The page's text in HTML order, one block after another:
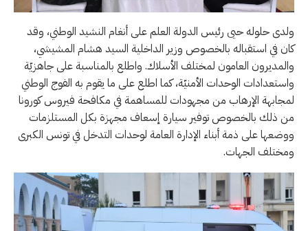
ولدى حلوله حيى رئيس الدولة العلم على أنغام النشيد الوطني، وقد
كان في استقباله بالخصوص وزير الداخلية السيد هشام المشيشي،
والمديرون العامون لمختلف الأسلاك. واطلع بالمناسبة على جاهزيّة
واستعدادات الوحدات الأمنيّة، كما اطلع على ما يقوم به الفوج الوطني
لمجابهة الإرهاب من مجهودات للمساهمة في مكافحة فيروس كورونا
من ذلك بالخصوص توفير سيارة إسعاف مجهزة بكل المستلزمات
ووضعها على ذمة أبناء الإدارة العامة لوحدات التدخل في تونس الكبرى
ومختلف الجهات.